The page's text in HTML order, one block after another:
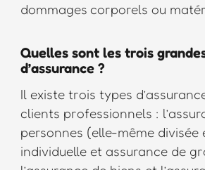
dommages corporels ou
Quelles sont les trois
d’assurance ?
Il existe trois types
clients professionnels :
personnes (elle-même divisée
individuelle et assurance de